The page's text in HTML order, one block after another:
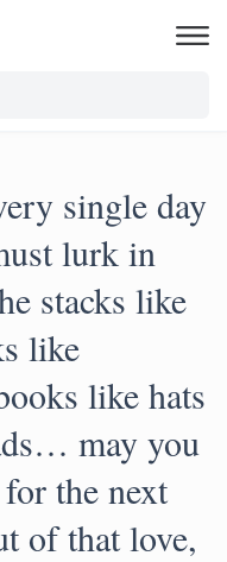
single day
lurk in
stacks like
like
like hats
may you
the next
of that love,